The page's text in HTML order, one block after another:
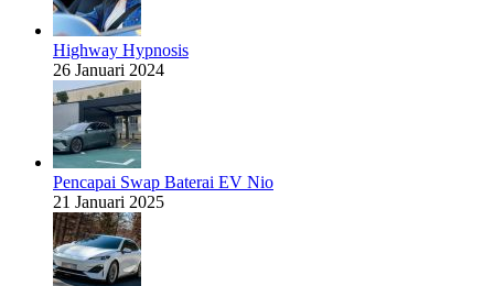
Highway Hypnosis
26 Januari 2024
Pencapai Swap Baterai EV Nio
21 Januari 2025